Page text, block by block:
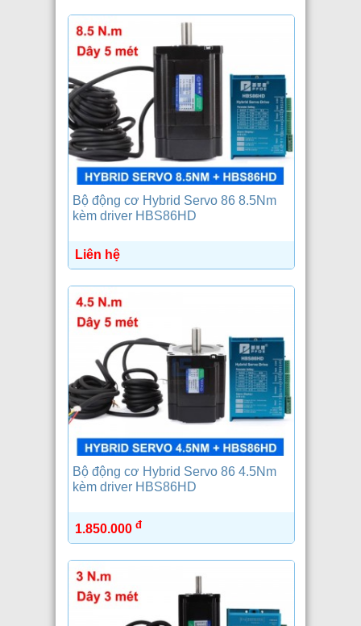
Bộ động cơ Hybrid Servo 86 8.5Nm
kèm driver HBS86HD
Liên hệ
Bộ động cơ Hybrid Servo 86 4.5Nm
kèm driver HBS86HD
1.850.000 đ